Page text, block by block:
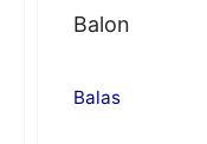
Balon
Balas